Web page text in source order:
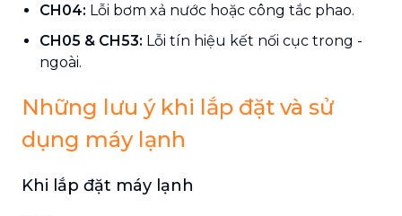
CH04: Lỗi bơm xả nước hoặc công tắc phao.
CH05 & CH53: Lỗi tín hiệu kết nối cục trong -
ngoài.
Những lưu ý khi lắp đặt và sử
dụng máy lạnh
Khi lắp đặt máy lạnh